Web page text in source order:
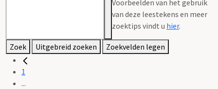
Voorbeelden van het gebruik
van deze leestekens en meer
zoektips vindt u hier.
Zoek Uitgebreid zoeken Zoekvelden legen
1
...